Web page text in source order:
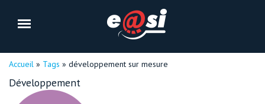
Vous êtes ici
Accueil » Tags » développement sur mesure
Développement